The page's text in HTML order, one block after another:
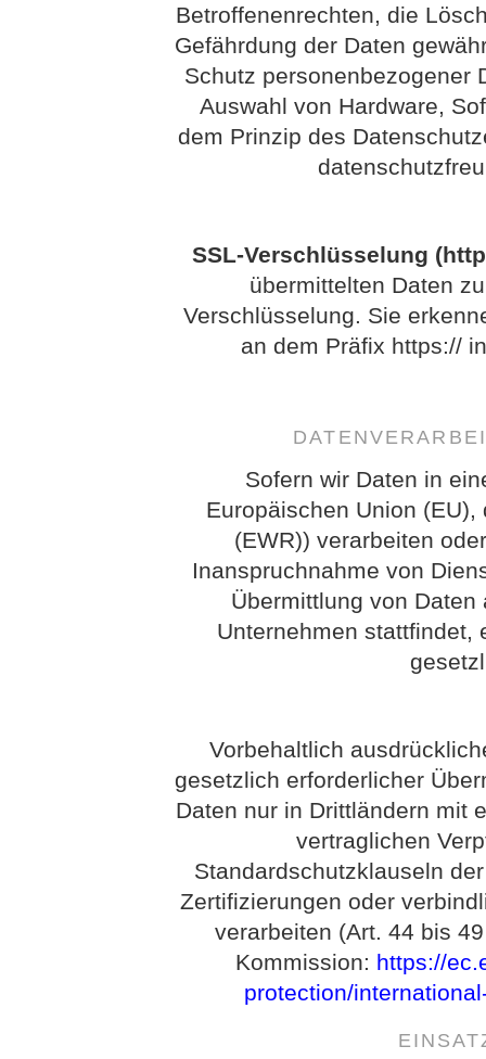
Betroffenenrechten, die
Gefährdung der Daten
Schutz personenbezogener
Auswahl von Hardware,
dem Prinzip des
SSL-Verschlüsselung
übermittelten Daten
Verschlüsselung. Sie
an dem Präfix https://
Sofern wir Daten in
Europäischen Union
(EWR)) verarbeiten
Inanspruchnahme von
Übermittlung von
Unternehmen stattfindet,
Vorbehaltlich
gesetzlich erforderlicher
Daten nur in Drittländern mit
vertraglichen
Standardschutzklauseln
Zertifizierungen oder
verarbeiten (Art. 44 bis
Kommission: https://
protection/